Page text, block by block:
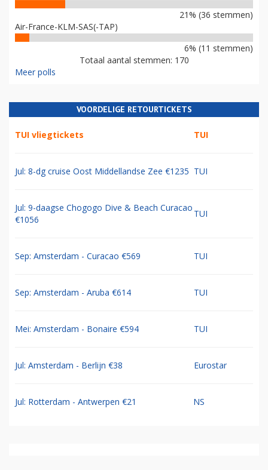
21% (36 stemmen)
Air-France-KLM-SAS(-TAP)
6% (11 stemmen)
Totaal aantal stemmen: 170
Meer polls
VOORDELIGE RETOURTICKETS
TUI vliegtickets TUI
Jul: 8-dg cruise Oost Middellandse Zee €1235 TUI
Jul: 9-daagse Chogogo Dive & Beach Curacao
€1056
TUI
Sep: Amsterdam - Curacao €569 TUI
Sep: Amsterdam - Aruba €614 TUI
Mei: Amsterdam - Bonaire €594 TUI
Jul: Amsterdam - Berlijn €38 Eurostar
Jul: Rotterdam - Antwerpen €21 NS